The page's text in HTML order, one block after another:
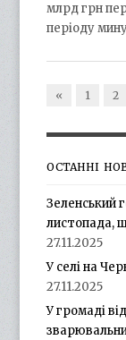
млрд грн
періоду
« 1 2
ОСТАННІ
Зеленський
листопада,
27.11.2025
У селі на
27.11.2025
У громаді